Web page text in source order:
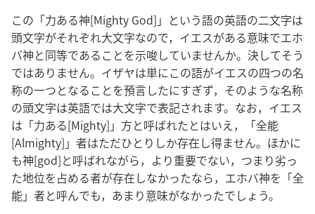
この「力ある神[Mighty God]」という語の英語の二文字は
頭文字がそれぞれ大文字なので，イエスがある意味でエホ
バ神と同等であることを示唆していませんか。決してそう
ではありません。イザヤは単にこの語がイエスの四つの名
称の一つとなることを預言したにすぎず，そのような名称
の頭文字は英語では大文字で表記されます。なお，イエス
は「力ある[Mighty]」方と呼ばれたとはいえ，「全能
[Almighty]」者はただひとりしか存在し得ません。ほかに
も神[god]と呼ばれながら，より重要でない，つまり劣っ
た地位を占める者が存在しなかったなら，エホバ神を「全
能」者と呼んでも，あまり意味がなかったでしょう。